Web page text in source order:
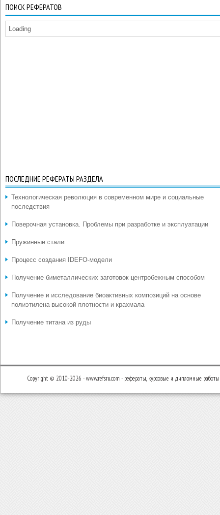
ПОИСК РЕФЕРАТОВ
Loading
ПОСЛЕДНИЕ РЕФЕРАТЫ РАЗДЕЛА
Технологическая революция в современном мире и социальные
последствия
Поверочная установка. Проблемы при разработке и эксплуатации
Пружинные стали
Процесс создания IDEFO-модели
Получение биметаллических заготовок центробежным способом
Получение и исследование биоактивных композиций на основе
полиэтилена высокой плотности и крахмала
Получение титана из руды
Copyright © 2010-2026 - www.refsru.com - рефераты, курсовые и дипломные работы